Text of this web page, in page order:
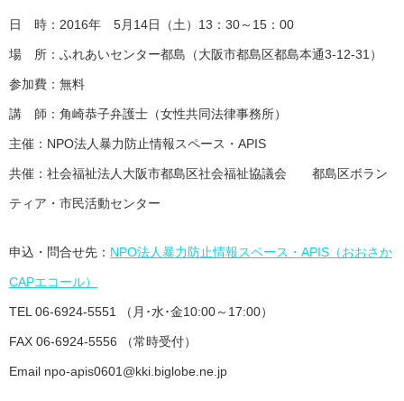
日 時：2016年 5月14日（土）13：30～15：00
場 所：ふれあいセンター都島（大阪市都島区都島本通3-12-31）
参加費：無料
講 師：角崎恭子弁護士（女性共同法律事務所）
主催：NPO法人暴力防止情報スペース・APIS
共催：社会福祉法人大阪市都島区社会福祉協議会 都島区ボラン
ティア・市民活動センター
申込・問合せ先： NPO法人暴力防止情報スペース・APIS（おおさか
CAPエコール）
TEL 06-6924-5551 （月･水･金10:00～17:00）
FAX 06-6924-5556 （常時受付）
Email npo-apis0601@kki.biglobe.ne.jp